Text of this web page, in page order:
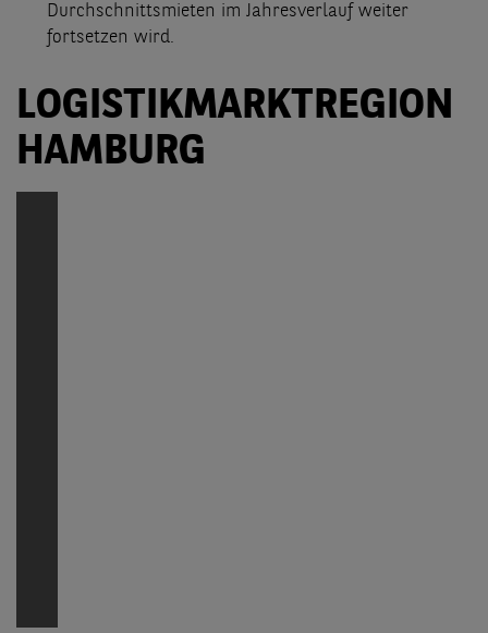
Durchschnittsmieten im Jahresverlauf weiter
fortsetzen wird.
LOGISTIKMARKTREGION
HAMBURG